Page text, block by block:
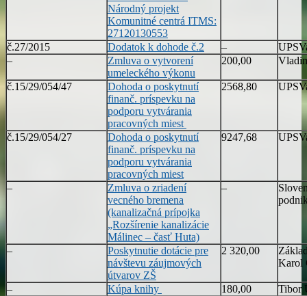
Národný projekt
Komunitné centrá ITMS:
27120130553
č.27/2015 Dodatok k dohode č.2 –
–
Zmluva o vytvorení
umeleckého výkonu
200,00
č.15/29/054/47
Dohoda o poskytnutí
finanč. príspevku na
podporu vytvárania
pracovných miest
2568,80
č.15/29/054/27
Dohoda o poskytnutí
finanč. príspevku na
podporu vytvárania
pracovných miest
9247,68
–
Zmluva o zriadení
vecného bremena
(kanalizačná prípojka
„Rozšírenie kanalizácie
Málinec – časť Huta)
–
–
Poskytnutie dotácie pre
návštevu záujmových
útvarov ZŠ
2 320,00
Karol
– Kúpa knihy 180,00
Tibor